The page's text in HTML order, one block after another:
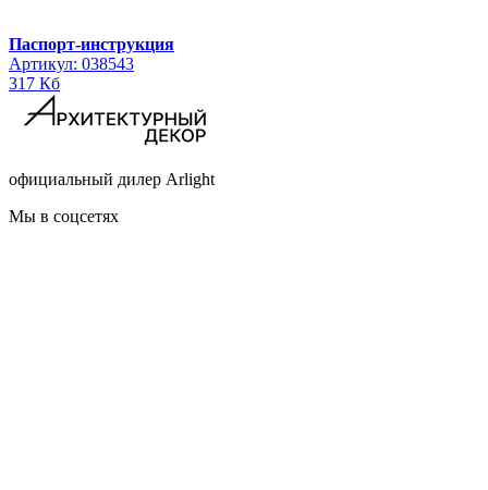
Паспорт-инструкция
Артикул: 038543
317 Кб
официальный дилер Arlight
Мы в соцсетях